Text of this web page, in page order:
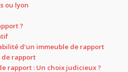
ou lyon
?
d’un immeuble de rapport
rapport
rapport : Un choix judicieux ?